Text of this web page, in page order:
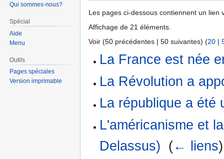
Les pages ci-dessous contiennent un lien
Affichage de 21 éléments.
Voir (50 précédentes | 50 suivantes) (20 |
La France est née
La Révolution a
La république a été
L'américanisme et
Delassus) (← liens)
Qui sommes-nous?
Spécial
Aide
Menu
Outils
Pages spéciales
Version imprimable